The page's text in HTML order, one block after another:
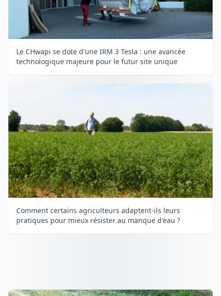
Le CHwapi se dote d'une IRM 3 Tesla : une avancée
technologique majeure pour le futur site unique
Comment certains agriculteurs adaptent-ils leurs
pratiques pour mieux résister au manque d'eau ?